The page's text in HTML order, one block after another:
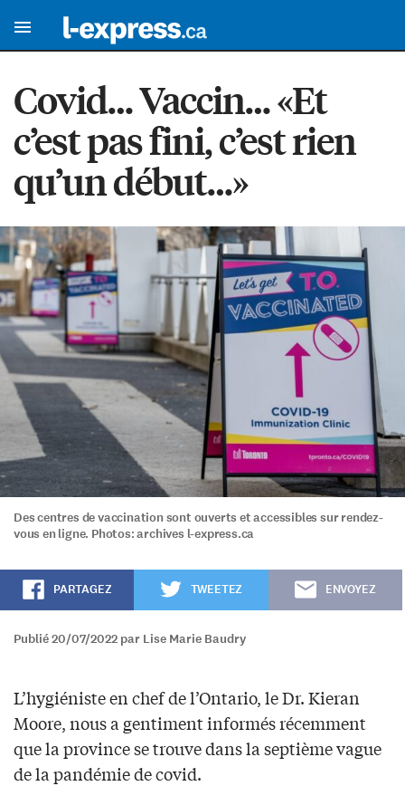
Covid… Vaccin… «Et
c’est pas fini, c’est rien
qu’un début…»
Des centres de vaccination sont ouverts et accessibles sur rendez-
vous en ligne. Photos: archives l-express.ca
PARTAGEZ TWEETEZ ENVOYEZ
Publié 20/07/2022 par Lise Marie Baudry
L’hygiéniste en chef de l’Ontario, le Dr. Kieran
Moore, nous a gentiment informés récemment
que la province se trouve dans la septième vague
de la pandémie de covid.